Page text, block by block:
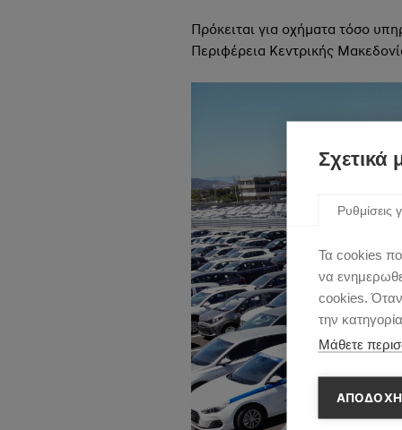
Σχετικά
Ρυθμίσεις
Τα cookies
να
cookies.
την
Μάθετε
Πρόκειται για οχήματα τόσο
Περιφέρεια Κεντρικής